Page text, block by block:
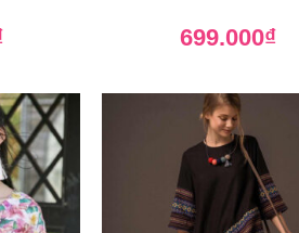
699.000₫